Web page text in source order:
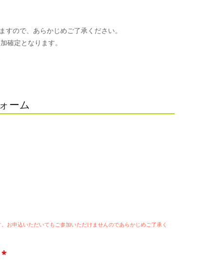
ので、あらかじめご了承ください。
確定となります。
ーム
お申込いただいてもご参加いただけませんのであらかじめご了承く
*